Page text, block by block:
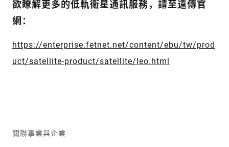
欲瞭解更多的低軌衛星通訊服務，請至遠傳官
網：
https://enterprise.fetnet.net/content/ebu/tw/prod
uct/satellite-product/satellite/leo.html
關聯事業與企業